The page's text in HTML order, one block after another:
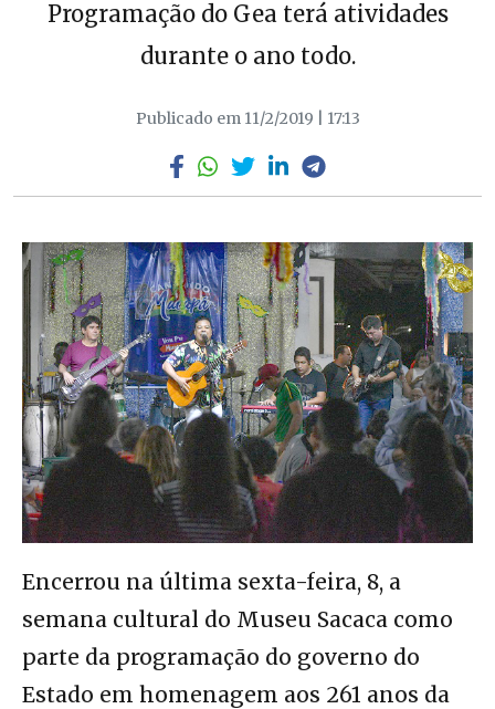
Programação do Gea terá atividades
durante o ano todo.
Publicado em 11/2/2019 | 17:13
Encerrou na última sexta-feira, 8, a
semana cultural do Museu Sacaca como
parte da programação do governo do
Estado em homenagem aos 261 anos da